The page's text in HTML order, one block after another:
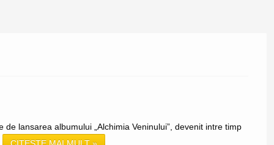
lansarea albumului „Alchimia Veninului”, devenit intre timp